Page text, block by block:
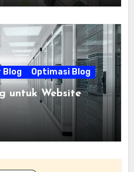
Blog Optimasi Blog
untuk Website